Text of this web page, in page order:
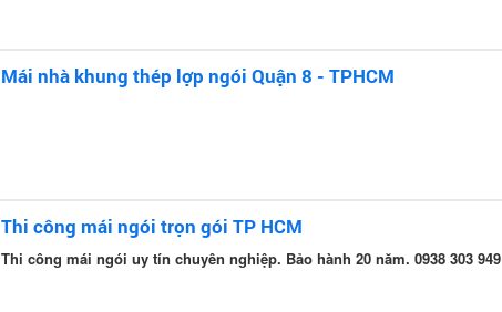
Mái nhà khung thép lợp ngói Quận 8 - TPHCM
Thi công mái ngói trọn gói TP HCM
Thi công mái ngói uy tín chuyên nghiệp. Bảo hành 20 năm. 0938 303 949